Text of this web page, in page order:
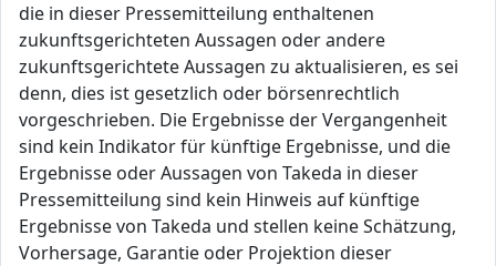
die in dieser Pressemitteilung enthaltenen
zukunftsgerichteten Aussagen oder andere
zukunftsgerichtete Aussagen zu aktualisieren, es sei
denn, dies ist gesetzlich oder börsenrechtlich
vorgeschrieben. Die Ergebnisse der Vergangenheit
sind kein Indikator für künftige Ergebnisse, und die
Ergebnisse oder Aussagen von Takeda in dieser
Pressemitteilung sind kein Hinweis auf künftige
Ergebnisse von Takeda und stellen keine Schätzung,
Vorhersage, Garantie oder Projektion dieser